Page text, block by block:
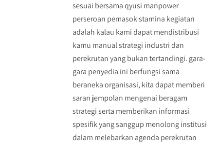
sesuai bersama qyusi manpower
perseroan pemasok stamina kegiatan
adalah kalau kami dapat mendistribusi
kamu manual strategi industri dan
perekrutan yang bukan tertandingi. gara-
gara penyedia ini berfungsi sama
beraneka organisasi, kita dapat memberi
saran jempolan mengenai beragam
strategi serta memberikan informasi
spesifik yang sanggup menolong institusi
dalam melebarkan agenda perekrutan